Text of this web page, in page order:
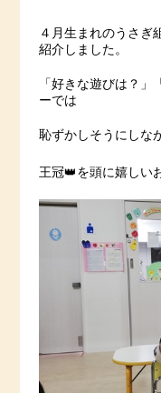
４月生まれのうさぎ
紹介しました。
「好きな遊びは？」
ーでは
恥ずかしそうにしな
王冠👑を頭に嬉しい